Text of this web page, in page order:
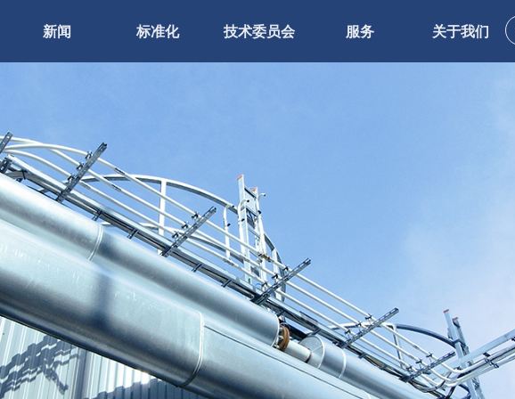
新闻 标准化 技术委员会 服务 关于我们